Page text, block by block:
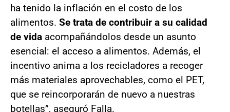
ha tenido la inflación en el costo de los
alimentos. Se trata de contribuir a su calidad
de vida acompañándolos desde un asunto
esencial: el acceso a alimentos. Además, el
incentivo anima a los recicladores a recoger
más materiales aprovechables, como el PET,
que se reincorporarán de nuevo a nuestras
botellas”, aseguró Falla.